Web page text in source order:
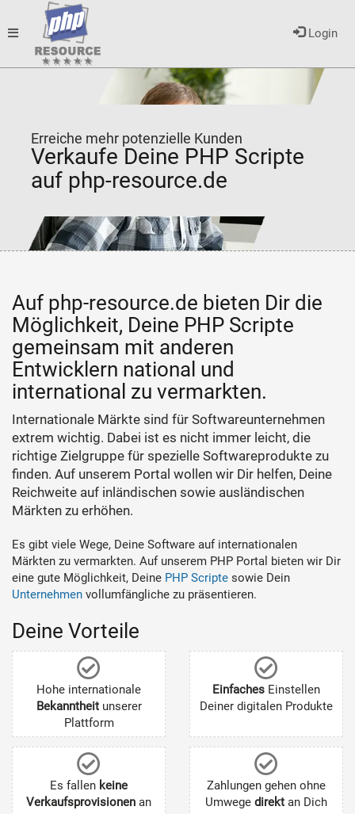
Login
Toggle
Erreiche mehr potenzielle Kunden
Verkaufe Deine PHP Scripte
auf php-resource.de
Auf php-resource.de bieten Dir die
Möglichkeit, Deine PHP Scripte
gemeinsam mit anderen
Entwicklern national und
international zu vermarkten.
Internationale Märkte sind für Softwareunternehmen
extrem wichtig. Dabei ist es nicht immer leicht, die
richtige Zielgruppe für spezielle Softwareprodukte zu
finden. Auf unserem Portal wollen wir Dir helfen, Deine
Reichweite auf inländischen sowie ausländischen
Märkten zu erhöhen.
Es gibt viele Wege, Deine Software auf internationalen
Märkten zu vermarkten. Auf unserem PHP Portal bieten wir Dir
eine gute Möglichkeit, Deine PHP Scripte sowie Dein
Unternehmen vollumfängliche zu präsentieren.
Deine Vorteile
Hohe internationale
Bekanntheitunserer
Plattform
Einfaches Einstellen
Deiner digitalen Produkte
Es fallen keine
Verkaufsprovisionen an
Zahlungen gehen ohne
Umwege direkt an Dich